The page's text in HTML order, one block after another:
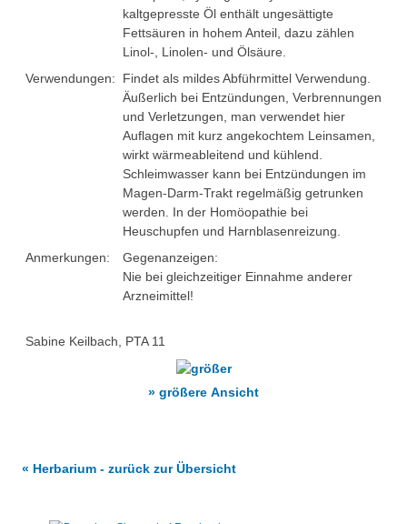
Chemie en miniature
Weihnachtschemie
Weihnachtsgalenik
kaltgepresste Öl enthält ungesättigte
Fettsäuren in hohem Anteil, dazu zählen
Linol-, Linolen- und Ölsäure.
Verwendungen:
Findet als mildes Abführmittel Verwendung.
Äußerlich bei Entzündungen, Verbrennungen
und Verletzungen, man verwendet hier
Auflagen mit kurz angekochtem Leinsamen,
wirkt wärmeableitend und kühlend.
Schleimwasser kann bei Entzündungen im
Magen-Darm-Trakt regelmäßig getrunken
werden. In der Homöopathie bei
Heuschupfen und Harnblasenreizung.
Anmerkungen:
Gegenanzeigen:
Nie bei gleichzeitiger Einnahme anderer
Arzneimittel!
Sabine Keilbach, PTA 11
» größere Ansicht
« Herbarium - zurück zur Übersicht